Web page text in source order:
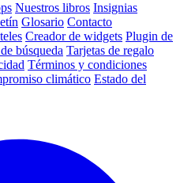
Nuestros libros Insignias
Glosario Contacto
Creador de widgets Plugin de
búsqueda Tarjetas de regalo
Términos y condiciones
climático Estado del